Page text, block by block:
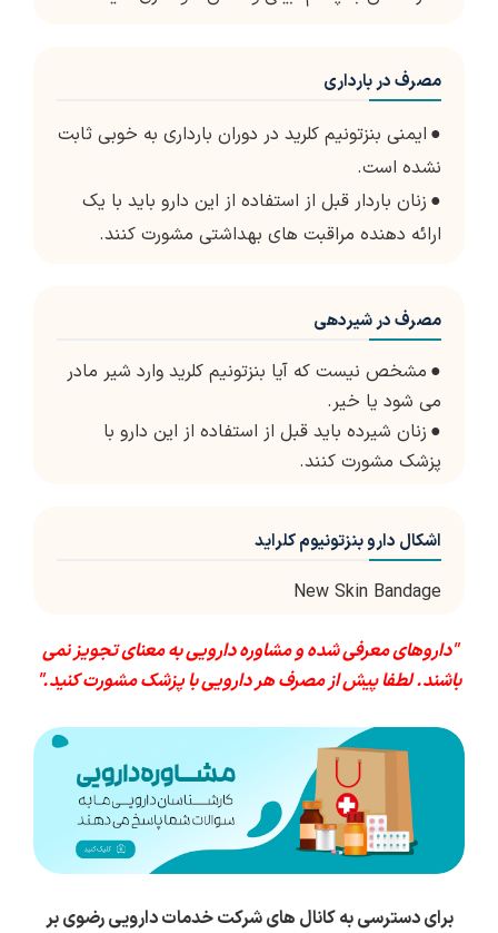
مصرف در بارداری
● ایمنی بنزتونیم کلرید در دوران بارداری به خوبی ثابت
نشده است.
● زنان باردار قبل از استفاده از این دارو باید با یک
ارائه دهنده مراقبت های بهداشتی مشورت کنند.
مصرف در شیردهی
● مشخص نیست که آیا بنزتونیم کلرید وارد شیر مادر
می شود یا خیر.
● زنان شیرده باید قبل از استفاده از این دارو با
پزشک مشورت کنند.
اشکال دارو بنزتونیوم کلراید
New Skin Bandage
"داروهای معرفی شده و مشاوره دارویی به معنای تجویز نمی
باشند. لطفا پیش از مصرف هر دارویی با پزشک مشورت کنید."
برای دسترسی به کانال های شرکت خدمات دارویی رضوی بر